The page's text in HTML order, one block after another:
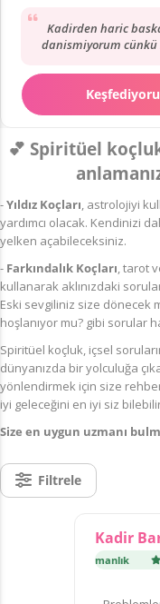
Kadirden haric
danismiyorum cünkü
Herzaman icimi
💕 Spiritüel
-Yıldız Koçları , astrolojiyi
yardımcı olacak. Kendinizi
yelken açabileceksiniz.
- Farkındalık Koçları , tarot
kullanarak aklınızdaki
Eski sevgiliniz size dönecek
hoşlanıyor mu? gibi sorular
Spiritüel koçluk, içsel
dünyanızda bir yolculuğa
yönlendirmek için size
iyi geleceğini en iyi siz
Size en uygun uzmanı
Filtrele
Kadir
7 900 danışmanlık